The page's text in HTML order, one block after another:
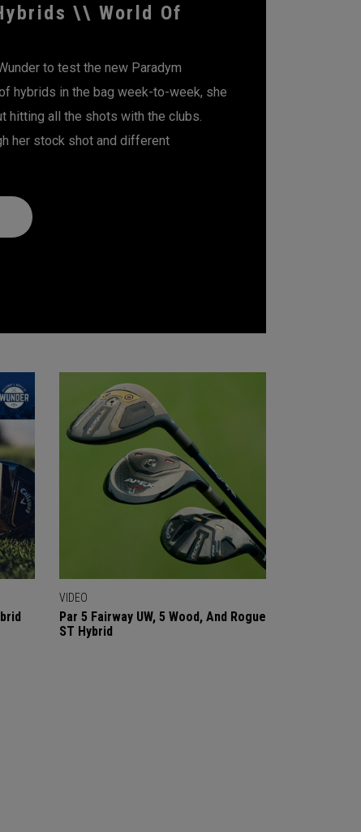
\\ World Of
to test the new Paradym
hybrids in the bag week-to-week, she
hitting all the shots with the clubs.
her stock shot and different
VIDEO
Par 5 Fairway UW, 5 Wood, And Rogue
ST Hybrid